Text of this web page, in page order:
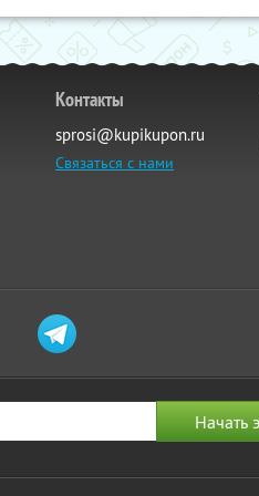
Контакты
sprosi@kupikupon.ru
Связаться с нами